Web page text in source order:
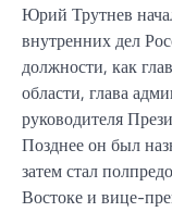
Юрий Трутнев
внутренних дел
должности, как
области, глава
руководителя
Позднее он был
затем стал
Востоке и вице-